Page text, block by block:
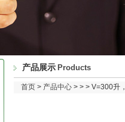
产品展示 Products
首页 > 产品中心 > > > V=300升